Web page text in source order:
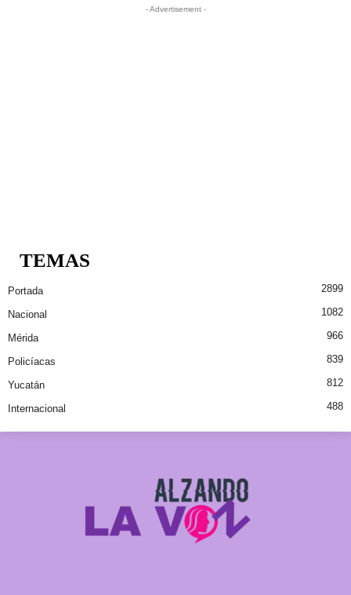
- Advertisement -
TEMAS
Portada 2899
Nacional 1082
Mérida 966
Policíacas 839
Yucatán 812
Internacional 488